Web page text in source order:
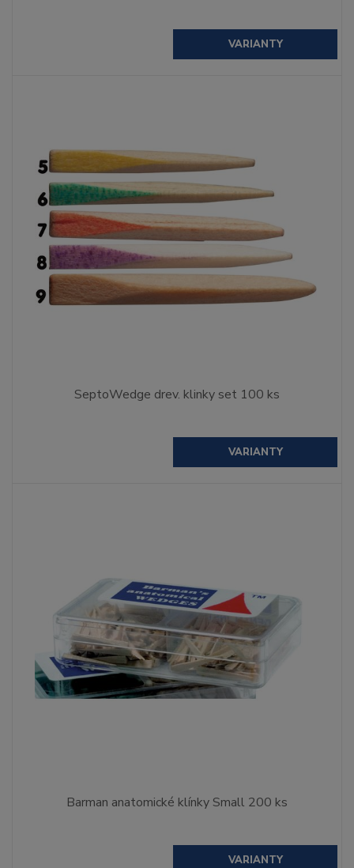
VARIANTY
SeptoWedge drev. klinky set 100 ks
VARIANTY
Barman anatomické klínky Small 200 ks
VARIANTY